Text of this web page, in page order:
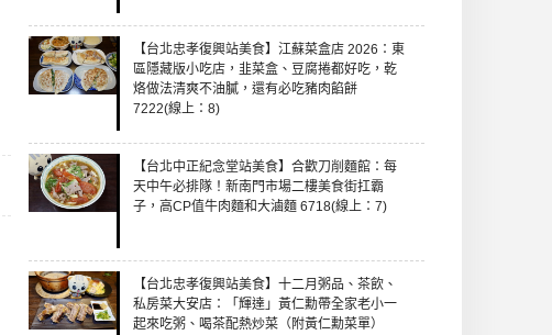
【台北忠孝復興站美食】江蘇菜盒店 2026：東
區隱藏版小吃店，韭菜盒、豆腐捲都好吃，乾
烙做法清爽不油膩，還有必吃豬肉餡餅
7222(線上：8)
【台北中正紀念堂站美食】合歡刀削麵館：每
天中午必排隊！新南門市場二樓美食街扛霸
子，高CP值牛肉麵和大滷麵 6718(線上：7)
【台北忠孝復興站美食】十二月粥品、茶飲、
私房菜大安店：「輝達」黃仁勳帶全家老小一
起來吃粥、喝茶配熱炒菜（附黃仁勳菜單）